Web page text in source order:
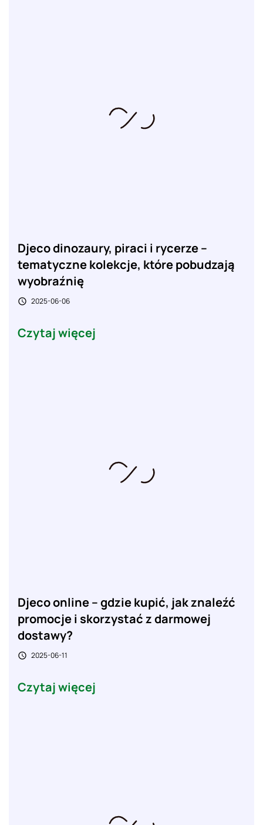
Djeco dinozaury, piraci i rycerze –
tematyczne kolekcje, które pobudzają
wyobraźnię
 2025-06-06
Czytaj więcej
Djeco online – gdzie kupić, jak znaleźć
promocje i skorzystać z darmowej
dostawy?
 2025-06-11
Czytaj więcej